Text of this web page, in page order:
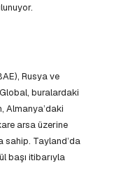
Rusya ve
buralardaki
Almanya’daki
arsa üzerine
sahip. Tayland’da
başı itibarıyla